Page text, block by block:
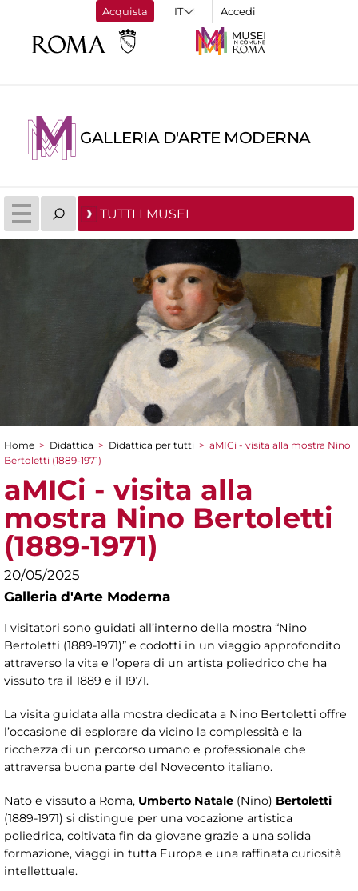
Acquista Accedi
GALLERIA D'ARTE MODERNA
TUTTI I MUSEI
Tu sei qui
Home > Didattica > Didattica per tutti > aMICi - visita alla mostra Nino
Bertoletti (1889-1971)
aMICi - visita alla
mostra Nino Bertoletti
(1889-1971)
20/05/2025
Galleria d'Arte Moderna
I visitatori sono guidati all’interno della mostra “Nino
Bertoletti (1889-1971)” e codotti in un viaggio approfondito
attraverso la vita e l’opera di un artista poliedrico che ha
vissuto tra il 1889 e il 1971.
La visita guidata alla mostra dedicata a Nino Bertoletti offre
l’occasione di esplorare da vicino la complessità e la
ricchezza di un percorso umano e professionale che
attraversa buona parte del Novecento italiano.
Nato e vissuto a Roma, Umberto Natale (Nino) Bertoletti
(1889-1971) si distingue per una vocazione artistica
poliedrica, coltivata fin da giovane grazie a una solida
formazione, viaggi in tutta Europa e una raffinata curiosità
intellettuale.